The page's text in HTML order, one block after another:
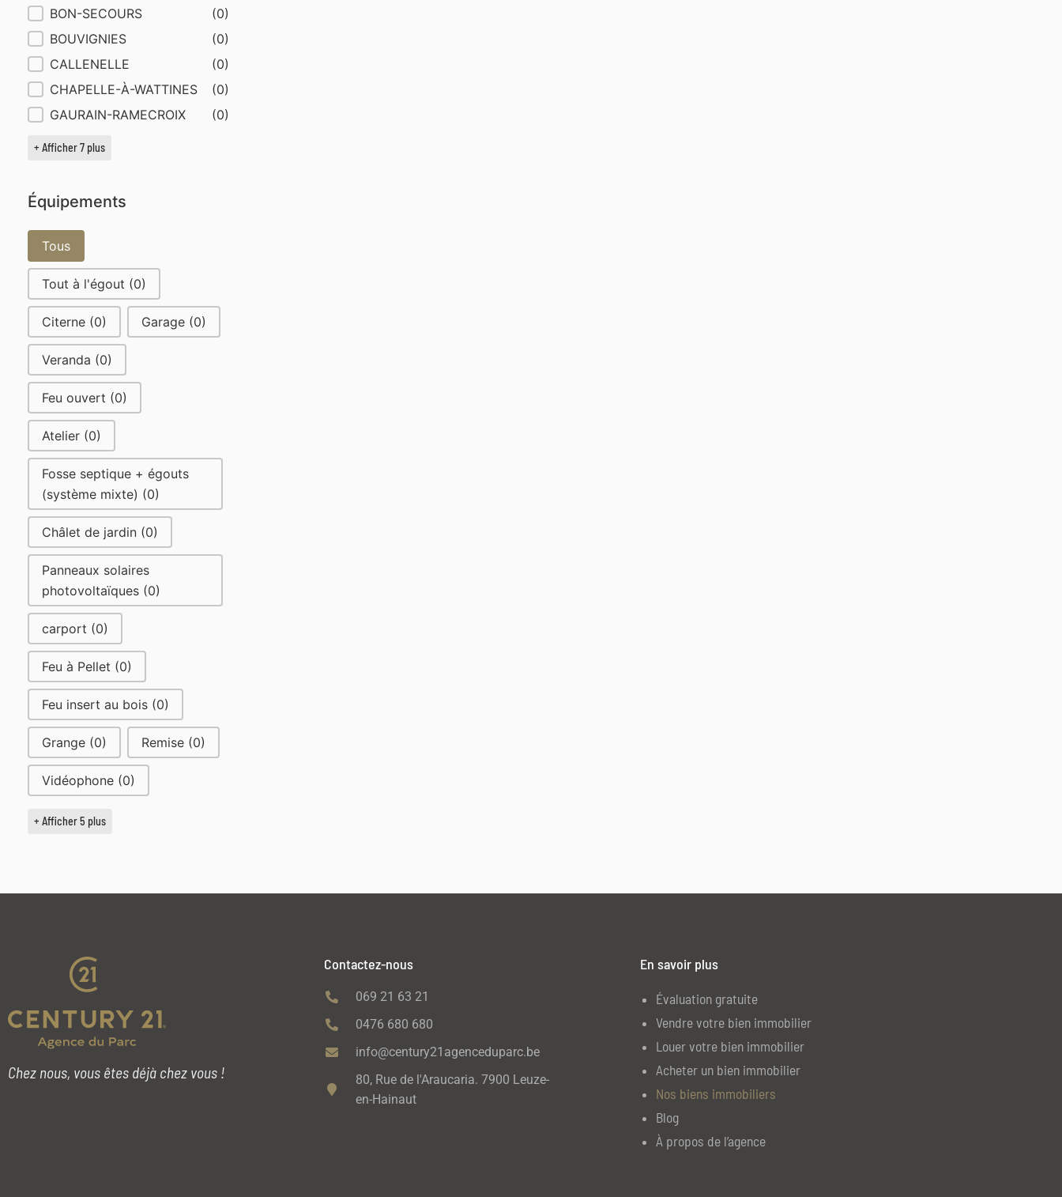
BON-SECOURS
(0)
BOUVIGNIES
(0)
CALLENELLE
(0)
CHAPELLE-À-WATTINES
(0)
GAURAIN-RAMECROIX
(0)
+ Afficher 7 plus
Équipements
Équipements
Tous
Tout à l'égout (0)
Citerne (0) Garage (0)
Veranda (0)
Feu ouvert (0)
Atelier (0)
Fosse septique + égouts
(système mixte) (0)
Châlet de jardin (0)
Panneaux solaires
photovoltaïques (0)
carport (0)
Feu à Pellet (0)
Feu insert au bois (0)
Grange (0) Remise (0)
Vidéophone (0)
+ Afficher 5 plus
Chez nous, vous êtes déjà chez vous !
Contactez-nous
069 21 63 21
0476 680 680
info@century21agenceduparc.be
80, Rue de l'Araucaria. 7900 Leuze-
en-Hainaut
En savoir plus
Évaluation gratuite
Vendre votre bien immobilier
Louer votre bien immobilier
Acheter un bien immobilier
Nos biens immobiliers
Blog
À propos de l’agence